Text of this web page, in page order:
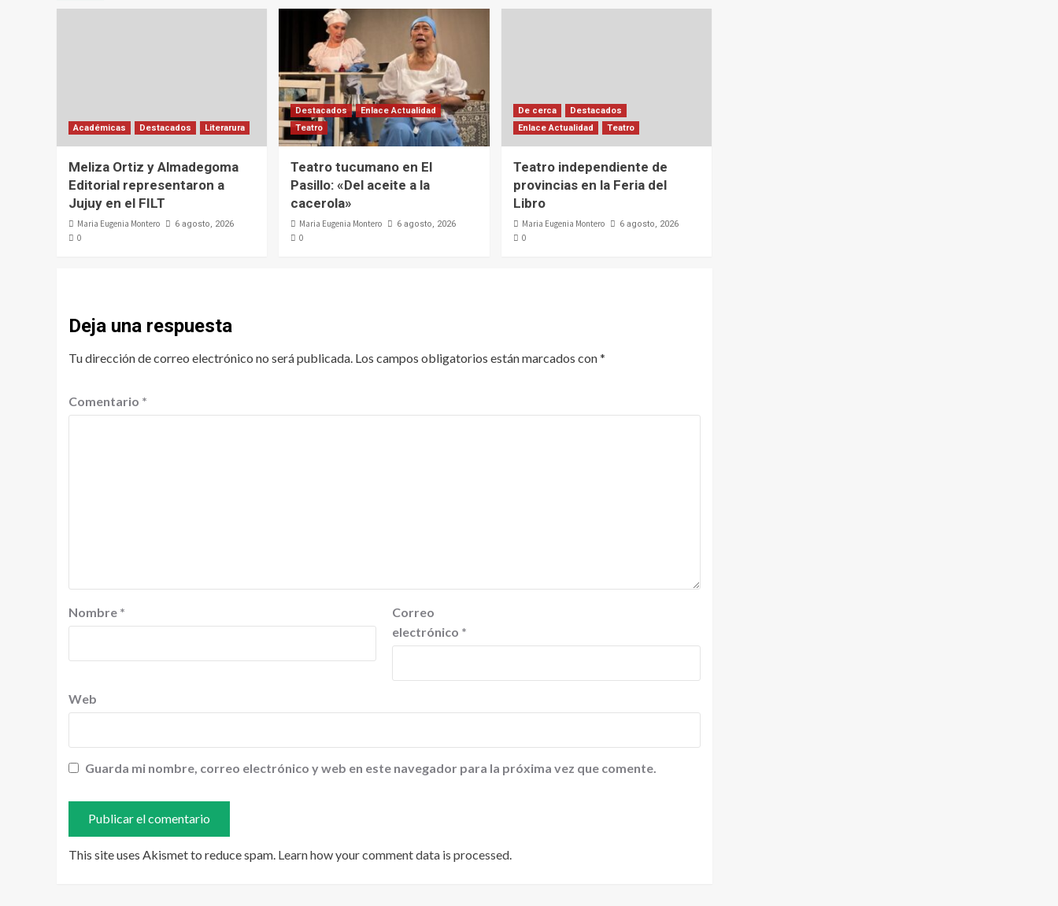
Académicas Destacados Literarura
Meliza Ortiz y Almadegoma
Editorial representaron a
Jujuy en el FILT
Maria Eugenia Montero 6 agosto, 2026
0
Destacados
Enlace Actualidad
Teatro
Teatro tucumano en El
Pasillo: «Del aceite a la
cacerola»
Maria Eugenia Montero 6 agosto, 2026
0
De cerca
Destacados
Enlace Actualidad
Teatro
Teatro independiente de
provincias en la Feria del
Libro
Maria Eugenia Montero 6 agosto, 2026
0
Deja una respuesta
Tu dirección de correo electrónico no será publicada. Los campos obligatorios están marcados con*
Comentario *
Nombre *
Correo
electrónico *
Web
Guarda mi nombre, correo electrónico y web en este navegador para la próxima vez que comente.
This site uses Akismet to reduce spam. Learn how your comment data is processed.